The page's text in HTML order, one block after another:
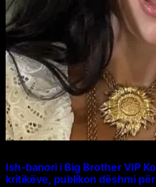
Ish-banori i Big Brother VIP
kritikëve, publikon dëshmi